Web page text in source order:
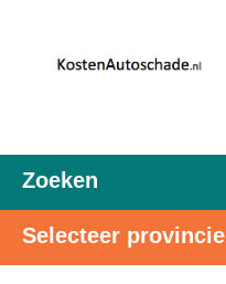
Zoeken
Selecteer provincie